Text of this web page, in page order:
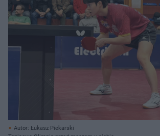
Autor: Łukasz Piekarski